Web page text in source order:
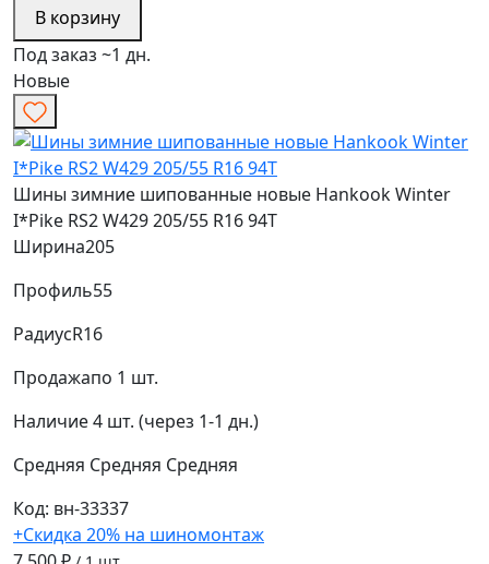
В корзину
Под заказ ~1 дн.
Новые
Шины зимние шипованные новые Hankook Winter
I*Pike RS2 W429 205/55 R16 94T
Ширина205
Профиль55
РадиусR16
Продажапо 1 шт.
Наличие4 шт. (через 1-1 дн.)
Средняя Средняя Средняя
Код: вн-33337
+Скидка 20% на шиномонтаж